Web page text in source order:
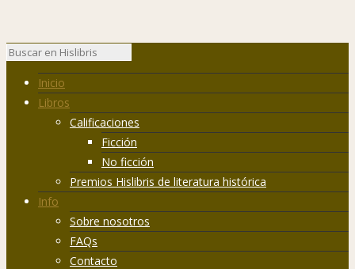
Inicio
Libros
Calificaciones
Ficción
No ficción
Premios Hislibris de literatura histórica
Info
Sobre nosotros
FAQs
Contacto